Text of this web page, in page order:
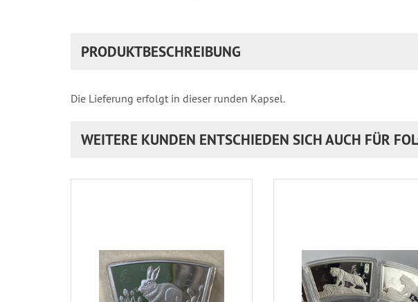
PRODUKTBESCHREIBUNG
Die Lieferung erfolgt in dieser runden Kapsel.
WEITERE KUNDEN ENTSCHIEDEN SICH AUCH FÜR